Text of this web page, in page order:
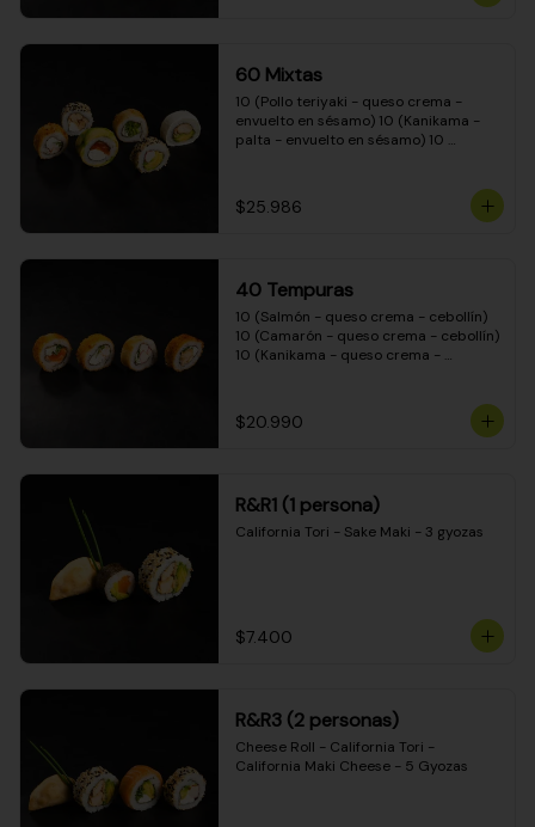
(Pimentón - queso crema - cebollín -
envuelto en masa tempura)
60 Mixtas
10 (Pollo teriyaki - queso crema -
envuelto en sésamo) 10 (Kanikama -
palta - envuelto en sésamo) 10
envuelto en queso crema) 10
(Camarón - queso crema - cebollín -
$25.986
40 Tempuras
10 (Salmón - queso crema - cebollín)
10 (Camarón - queso crema - cebollín)
10 (Kanikama - queso crema -
$20.990
R&R1 (1 persona)
California Tori - Sake Maki - 3 gyozas
$7.400
R&R3 (2 personas)
Cheese Roll - California Tori -
California Maki Cheese - 5 Gyozas